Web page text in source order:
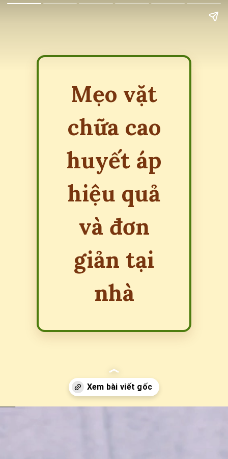
Mẹo vặt
chữa cao
huyết áp
hiệu quả
và đơn
giản tại
nhà